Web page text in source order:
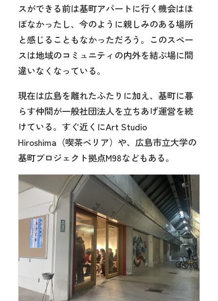
スができる前は基町アパートに行く機会はほ
ぼなかったし、今のように親しみのある場所
と感じることもなかっただろう。このスペー
スは地域のコミュニティの内外を結ぶ場に間
違いなくなっている。
現在は広島を離れたふたりに加え、基町に暮
らす仲間が一般社団法人を立ちあげ運営を続
けている。すぐ近くにArt Studio
Hiroshima（喫茶ベリア）や、広島市立大学の
基町プロジェクト拠点M98などもある。